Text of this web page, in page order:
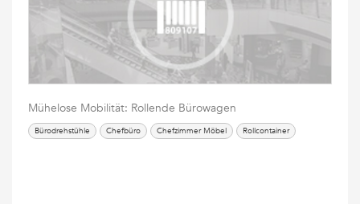
Mühelose Mobilität: Rollende Bürowagen
Bürodrehstühle Chefbüro Chefzimmer Möbel Rollcontainer